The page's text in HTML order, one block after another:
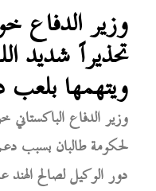
وزير
تحذيراً شديد
ويتهمها بلعب
وزير الدفاع
لحكومة طالبان بسبب
دور الوكيل لصالح